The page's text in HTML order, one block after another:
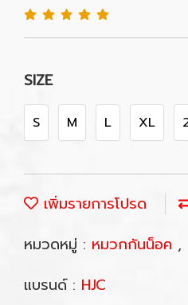
SIZE
S M L XL
เพิ่มรายการโปรด
หมวดหมู่ : หมวกกันน็อค ,
แบรนด์ : HJC